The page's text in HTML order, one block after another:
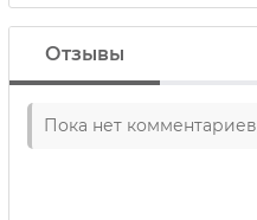
Отзывы
Пока нет комментариев